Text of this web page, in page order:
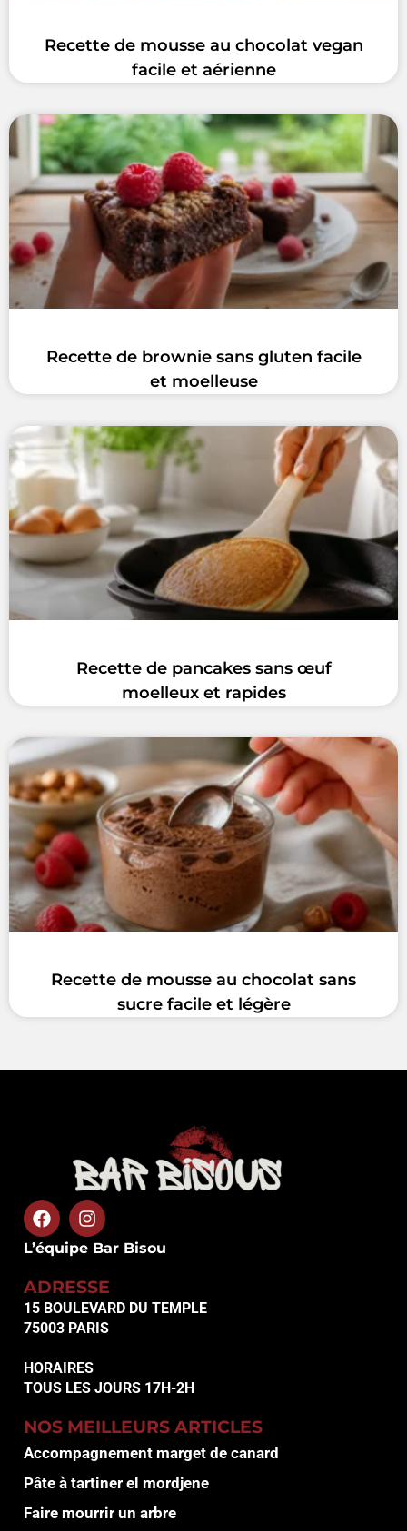
Recette de mousse au chocolat vegan
facile et aérienne
Recette de brownie sans gluten facile
et moelleuse
Recette de pancakes sans œuf
moelleux et rapides
Recette de mousse au chocolat sans
sucre facile et légère
L’équipe Bar Bisou
ADRESSE
15 BOULEVARD DU TEMPLE
75003 PARIS
HORAIRES
TOUS LES JOURS 17H-2H
NOS MEILLEURS ARTICLES
Accompagnement marget de canard
Pâte à tartiner el mordjene
Faire mourrir un arbre